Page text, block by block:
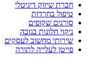
חברת שיווק דיגיטלי
טיפול בחרדות
סורגים שקופים
ניקוי חלונות בגובה
שירותי מחשוב לעסקים
פייטן לעלייה לתורה